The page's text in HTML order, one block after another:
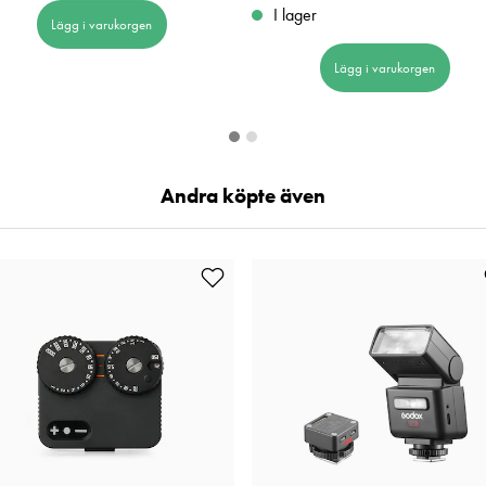
Lägg i varukorgen I lager
Lägg i varukorgen
Andra köpte även